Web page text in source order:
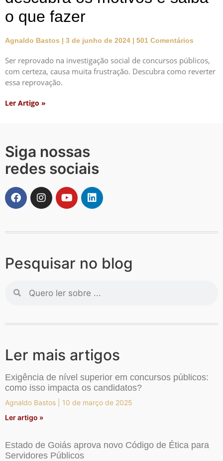
o que fazer
Agnaldo Bastos 3 de junho de 2024 501 Comentários
Ser reprovado na investigação social de concursos públicos,
com certeza, causa muita frustração. Descubra como reverter
essa reprovação.
Ler Artigo »
Siga nossas
redes sociais
Pesquisar no blog
Ler mais artigos
Exigência de nível superior em concursos públicos:
como isso impacta os candidatos?
Agnaldo Bastos
10 de março de 2025
Ler artigo »
Estado de Goiás aprova novo Código de Ética para
Servidores Públicos